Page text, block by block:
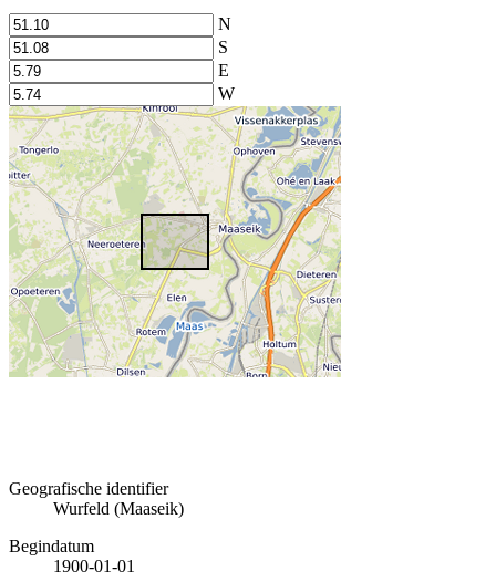
N
S
E
W
Geografische identifier
Wurfeld (Maaseik)
Begindatum
1900-01-01